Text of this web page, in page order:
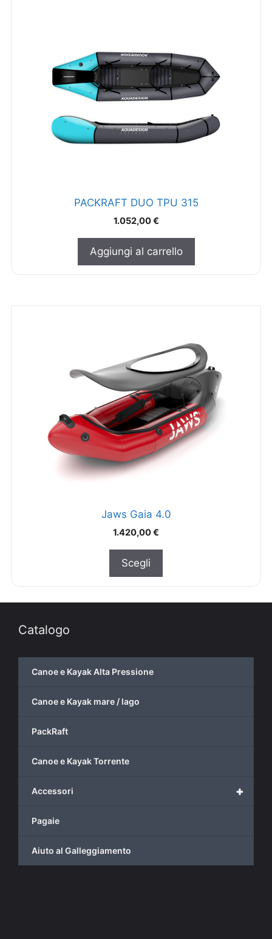
PACKRAFT DUO TPU 315
1.052,00€
Aggiungi al carrello
Jaws Gaia 4.0
1.420,00€
Scegli
Catalogo
Canoe e Kayak Alta Pressione
Canoe e Kayak mare / lago
PackRaft
Canoe e Kayak Torrente
+
Accessori
Pagaie
Aiuto al Galleggiamento